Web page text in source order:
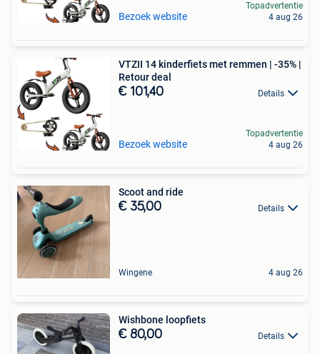
Bezoek website
Topadvertentie
4 aug 26
VTZII 14 kinderfiets met remmen | -35% |
Retour deal
€ 101,40 Details
Bezoek website
Topadvertentie
4 aug 26
Scoot and ride
€ 35,00 Details
Wingene 4 aug 26
Wishbone loopfiets
€ 80,00 Details